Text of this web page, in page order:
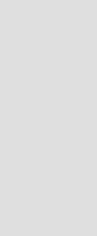
الشائعة المجانية